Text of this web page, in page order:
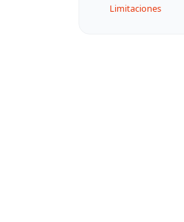
Limitaciones